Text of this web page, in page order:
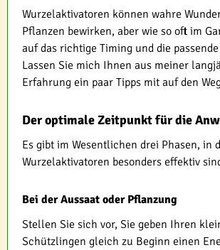
Wurzelaktivatoren können wahre
Pflanzen bewirken, aber wie so oft im
auf das richtige Timing und die
Lassen Sie mich Ihnen aus meiner
Erfahrung ein paar Tipps mit auf den
Der optimale Zeitpunkt für die
Es gibt im Wesentlichen drei Phasen, in
Wurzelaktivatoren besonders effektiv
Bei der Aussaat oder Pflanzung
Stellen Sie sich vor, Sie geben Ihren
Schützlingen gleich zu Beginn einen